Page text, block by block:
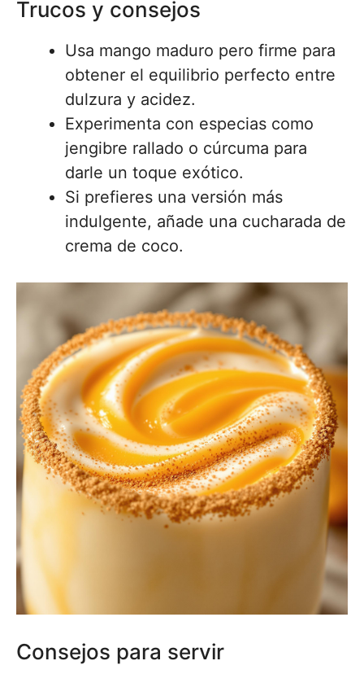
Trucos y consejos
Usa mango maduro pero firme para
obtener el equilibrio perfecto entre
dulzura y acidez.
Experimenta con especias como
jengibre rallado o cúrcuma para
darle un toque exótico.
Si prefieres una versión más
indulgente, añade una cucharada de
crema de coco.
Consejos para servir